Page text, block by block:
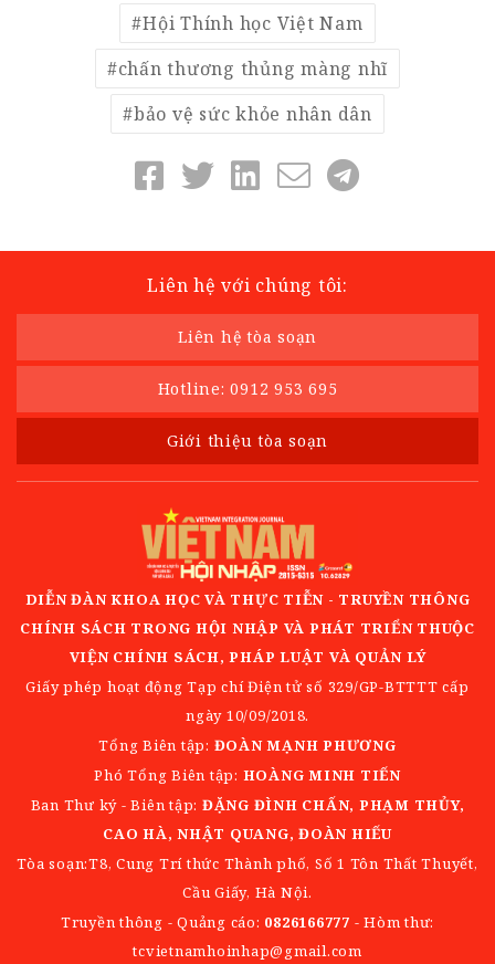
Hội Thính học Việt Nam
chấn thương thủng màng nhĩ
bảo vệ sức khỏe nhân dân
Liên hệ với chúng tôi:
Liên hệ tòa soạn
Hotline: 0912 953 695
Giới thiệu tòa soạn
DIỄN ĐÀN KHOA HỌC VÀ THỰC TIỄN - TRUYỀN THÔNG
CHÍNH SÁCH TRONG HỘI NHẬP VÀ PHÁT TRIỂN THUỘC
VIỆN CHÍNH SÁCH, PHÁP LUẬT VÀ QUẢN LÝ
Giấy phép hoạt động Tạp chí Điện tử số 329/GP-BTTTT cấp
ngày 10/09/2018.
Tổng Biên tập: ĐOÀN MẠNH PHƯƠNG
Phó Tổng Biên tập: HOÀNG MINH TIẾN
Ban Thư ký - Biên tập: ĐẶNG ĐÌNH CHẤN, PHẠM THỦY,
CAO HÀ, NHẬT QUANG, ĐOÀN HIẾU
Tòa soạn:T8, Cung Trí thức Thành phố, Số 1 Tôn Thất Thuyết,
Cầu Giấy, Hà Nội.
Truyền thông - Quảng cáo: 0826166777 - Hòm thư:
tcvietnamhoinhap@gmail.com